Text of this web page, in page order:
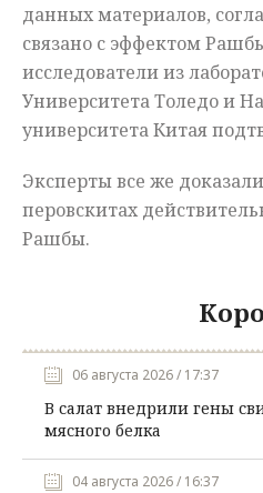
данных материалов,
связано с эффектом
исследователи из
Университета Толедо и
университета Китая
Эксперты все же
перовскитах
Рашбы.
06 августа 2026 / 17:37
В салат внедрили гены
мясного белка
04 августа 2026 / 16:37